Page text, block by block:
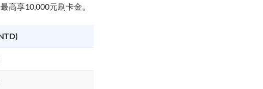
高享10,000元刷卡金。